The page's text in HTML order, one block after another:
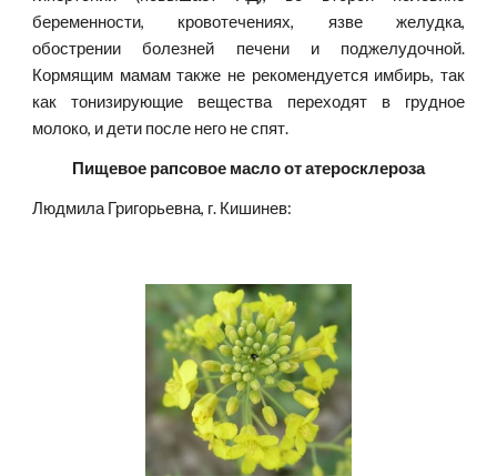
беременности, кровотечениях, язве желудка,
обострении болезней печени и поджелудочной.
Кормящим мамам также не рекомендуется имбирь, так
как тонизирующие вещества переходят в грудное
молоко, и дети после него не спят.
Пищевое рапсовое масло от атеросклероза
Людмила Григорьевна, г. Кишинев: